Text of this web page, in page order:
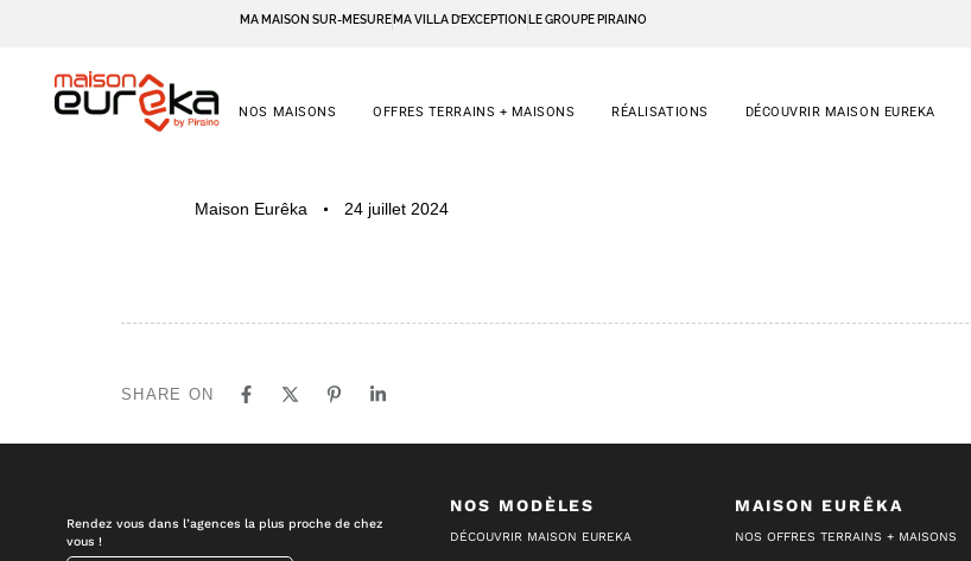
MA MAISON SUR-MESURE MA VILLA D’EXCEPTION LE GROUPE PIRAINO
NOS MAISONS OFFRES TERRAINS + MAISONS RÉALISATIONS DÉCOUVRIR MAISON EUREKA
Maison Eurêka
24 juillet 2024
SHARE ON
Rendez vous dans l’agences la plus proche de chez
vous !
NOS MODÈLES
DÉCOUVRIR MAISON EUREKA
MAISON EURÊKA
NOS OFFRES TERRAINS + MAISONS